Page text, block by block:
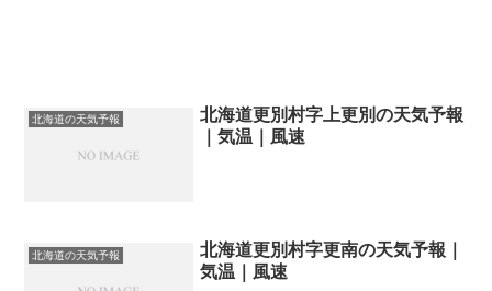
北海道の天気予報
北海道更別村字上更別の天気予報
｜気温｜風速
北海道の天気予報
北海道更別村字更南の天気予報｜
気温｜風速